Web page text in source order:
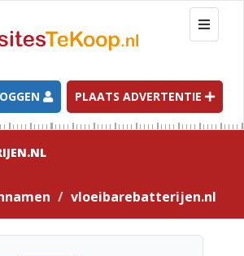
T
o
g
l
e
n
g
a
t
PLAATS ADVERTENTIE
vloeibarebatterijen.nl